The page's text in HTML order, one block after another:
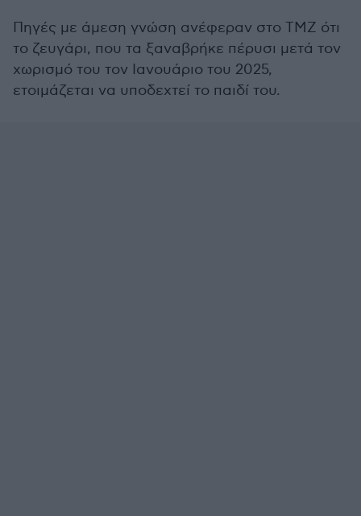
Πηγές με άμεση γνώση ανέφεραν στο TMZ ότι
το ζευγάρι, που τα ξαναβρήκε πέρυσι μετά τον
χωρισμό του τον Ιανουάριο του 2025,
ετοιμάζεται να υποδεχτεί το παιδί του.